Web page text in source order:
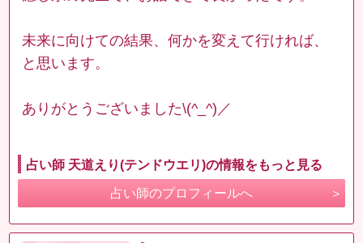
未来に向けての結果、何かを変えて行ければ、
と思います。
ありがとうございました\(^_^)／
占い師 天道えり(テンドウエリ)の情報をもっと見る
占い師のプロフィールへ